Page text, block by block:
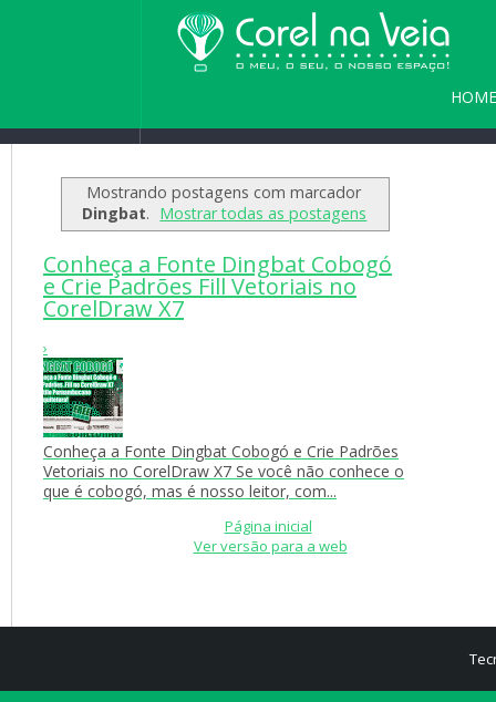
HOME
Seja bem vindo(a)
Mostrando postagens com marcador
Dingbat. Mostrar todas as postagens
Conheça a Fonte Dingbat Cobogó
e Crie Padrões Fill Vetoriais no
CorelDraw X7
›
Conheça a Fonte Dingbat Cobogó e Crie Padrões
Vetoriais no CorelDraw X7 Se você não conhece o
que é cobogó, mas é nosso leitor, com...
Página inicial
Ver versão para a web